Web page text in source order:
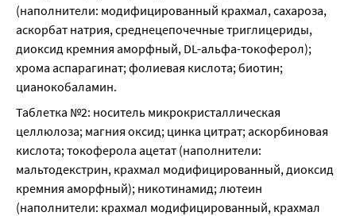
(наполнители: модифицированный крахмал, сахароза,
аскорбат натрия, среднецепочечные триглицериды,
диоксид кремния аморфный, DL-альфа-токоферол);
хрома аспарагинат; фолиевая кислота; биотин;
цианокобаламин.
Таблетка №2: носитель микрокристаллическая
целлюлоза; магния оксид; цинка цитрат; аскорбиновая
кислота; токоферола ацетат (наполнители:
мальтодекстрин, крахмал модифицированный, диоксид
кремния аморфный); никотинамид; лютеин
(наполнители: крахмал модифицированный, крахмал